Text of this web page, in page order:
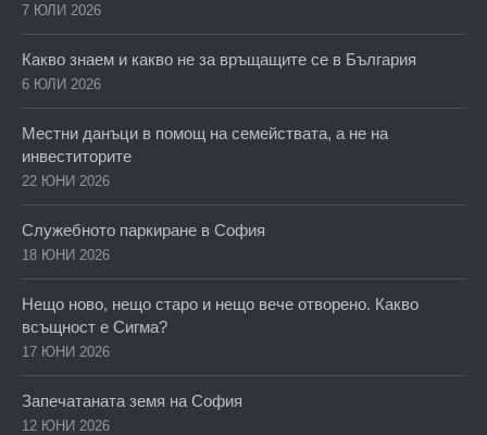
7 ЮЛИ 2026
Какво знаем и какво не за връщащите се в България
6 ЮЛИ 2026
Местни данъци в помощ на семействата, а не на
инвеститорите
22 ЮНИ 2026
Служебното паркиране в София
18 ЮНИ 2026
Нещо ново, нещо старо и нещо вече отворено. Какво
всъщност е Сигма?
17 ЮНИ 2026
Запечатаната земя на София
12 ЮНИ 2026